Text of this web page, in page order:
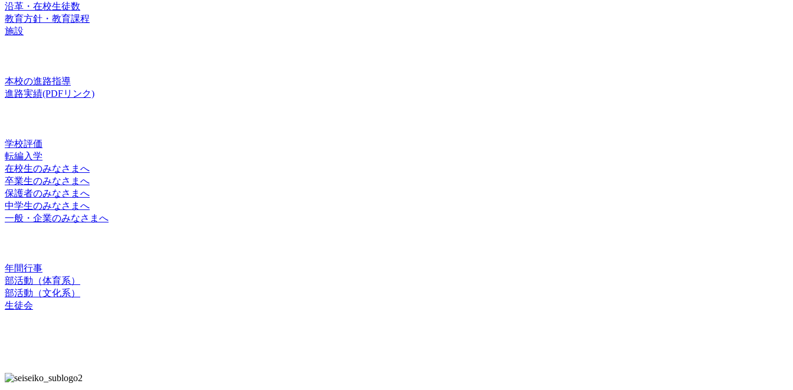
沿革・在校生徒数
教育方針・教育課程
施設
本校の進路指導
進路実績(PDFリンク)
学校評価
転編入学
在校生のみなさまへ
卒業生のみなさまへ
保護者のみなさまへ
中学生のみなさまへ
一般・企業のみなさまへ
年間行事
部活動（体育系）
部活動（文化系）
生徒会